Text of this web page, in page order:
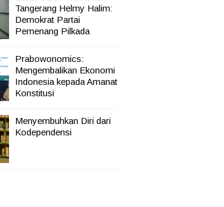
Tangerang Helmy Halim:
Demokrat Partai
Pemenang Pilkada
Prabowonomics:
Mengembalikan Ekonomi
Indonesia kepada Amanat
Konstitusi
Menyembuhkan Diri dari
Kodependensi